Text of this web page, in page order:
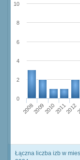
20082009201020112012
0
2
4
6
8
10
Łączna liczba izb w